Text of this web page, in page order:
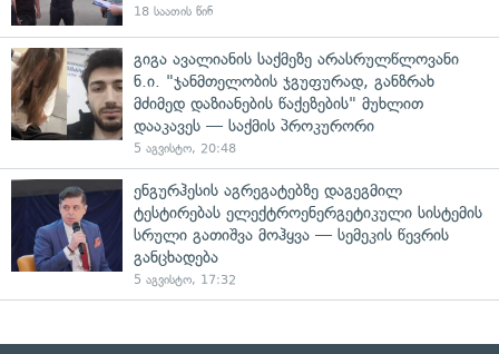
18 საათის წინ
გიგა ავალიანის საქმეზე არასრულწლოვანი
ნ.ი. "ჯანმთელობის ჯგუფურად, განზრახ
მძიმედ დაზიანების წაქეზების" მუხლით
დააკავეს — საქმის პროკურორი
5 აგვისტო, 20:48
ენგურჰესის აგრეგატებზე დაგეგმილ
ტესტირებას ელექტროენერგეტიკული სისტემის
სრული გათიშვა მოჰყვა — სემეკის წევრის
განცხადება
5 აგვისტო, 17:32